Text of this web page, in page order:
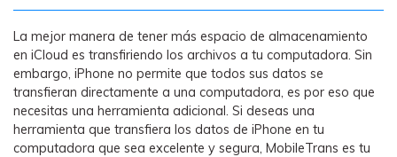
La mejor manera de tener más espacio de almacenamiento
en iCloud es transfiriendo los archivos a tu computadora. Sin
embargo, iPhone no permite que todos sus datos se
transfieran directamente a una computadora, es por eso que
necesitas una herramienta adicional. Si deseas una
herramienta que transfiera los datos de iPhone en tu
computadora que sea excelente y segura, MobileTrans es tu